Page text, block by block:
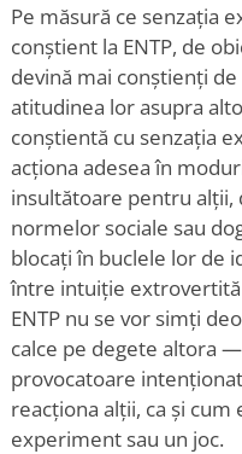
Pe măsură ce senzația
conștient la ENTP, de
devină mai conștienți
atitudinea lor asupra
conștientă cu senzația
acționa adesea în
insultătoare pentru
normelor sociale sau
blocați în buclele lor de
între intuiție
ENTP nu se vor simți
calce pe degete altora
provocatoare
reacționa alții, ca și
experiment sau un joc.